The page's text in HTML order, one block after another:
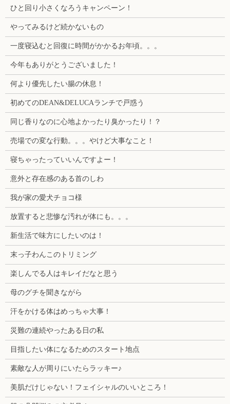
ひと回り小さくなろうキャンペーン！
やってみるけど続かないもの
一度寝込むと回復に時間がかかるお年頃。。。
今年もありがとうございました！
何より優先したい腸の休息！
初めてのDEAN&DELUCAランチで戸惑う
同じ香りなのに心地よかったり臭かったり！？
売場での変な行動。。。やけど大事なこと！
寝ちゃったっていいんですよー！
意外と存在感のある首のしわ
我が家の愛犬チョコ様
放置すると悲惨な汚れが体にも。。。
新生活で味方にしたいのは！
末っ子わんこのトリミング
楽しんでる人はキレイだなと思う
母のグチを聞きながら
汗をかける体はめっちゃ大事！
災難の連続やったある日の私
目指したい体になるためのスタート地点
素敵な人が周りにいたらラッキー♪
美肌だけじゃない！フェイシャルのいいところ！